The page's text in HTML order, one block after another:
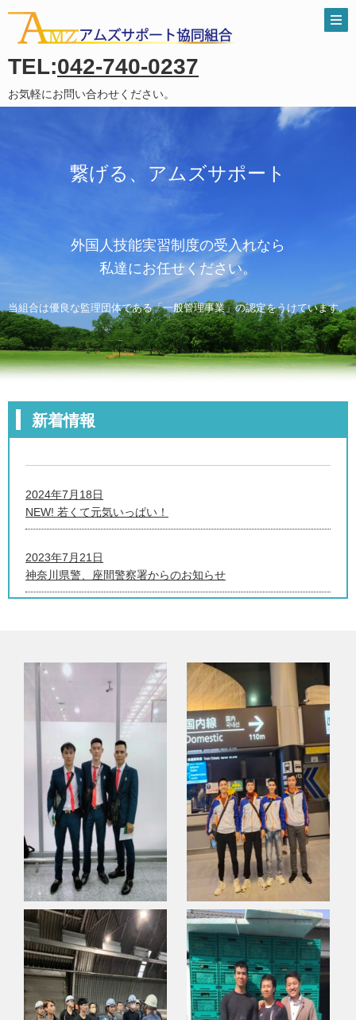
TEL:042-740-0237
お気軽にお問い合わせください。
繋げる、アムズサポート
外国人技能実習制度の受入れなら
私達にお任せください。
当組合は優良な監理団体である「一般管理事業」の認定をうけています。
新着情報
2024年7月18日
NEW! 若くて元気いっぱい！
2023年7月21日
神奈川県警、座間警察署からのお知らせ
2023年2月23日
2023年のご挨拶
2022年3月14日
日本語検定(JLPT) 2級合格!!
2022年1月25日
コロナ 感染急拡大 Dịch Covid bùng phát lan rộng
2021年11月18日
Tin tức (時事ニュース）COVID-19
2021年11月18日
年末調整について(Về điều chỉnh cuối năm)